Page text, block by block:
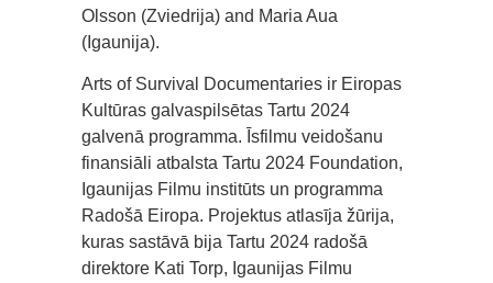
Olsson (Zviedrija) and Maria Aua
(Igaunija).
Arts of Survival Documentaries ir Eiropas
Kultūras galvaspilsētas Tartu 2024
galvenā programma. Īsfilmu veidošanu
finansiāli atbalsta Tartu 2024 Foundation,
Igaunijas Filmu institūts un programma
Radošā Eiropa. Projektus atlasīja žūrija,
kuras sastāvā bija Tartu 2024 radošā
direktore Kati Torp, Igaunijas Filmu